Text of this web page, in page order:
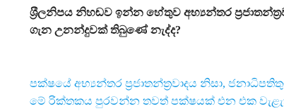
ශ‍්‍රීලනිපය නිහඬව ඉන්න හේතුව අභ්‍යන්තර
ගැන උනන්දුවක් තිබුණේ නැද්ද?
පක්ෂයේ අභ්‍යන්තර ප‍්‍රජාතන්ත‍්‍රවාදය නිසා,
මේ රික්තකය පුරවන්න තවත් පක්ෂයක් එන එක